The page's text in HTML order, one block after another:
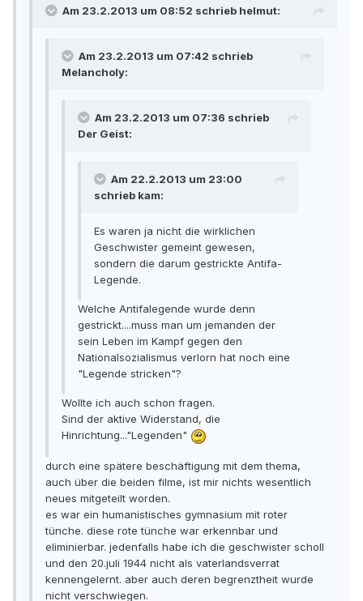
Am 23.2.2013 um 08:52 schrieb helmut:
Am 23.2.2013 um 07:42 schrieb
Melancholy:
Am 23.2.2013 um 07:36 schrieb
Der Geist:
Am 22.2.2013 um 23:00
schrieb kam:
Es waren ja nicht die wirklichen
Geschwister gemeint gewesen,
sondern die darum gestrickte Antifa-
Legende.
Welche Antifalegende wurde denn
gestrickt....muss man um jemanden der
sein Leben im Kampf gegen den
Nationalsozialismus verlorn hat noch eine
"Legende stricken"?
Wollte ich auch schon fragen.
Sind der aktive Widerstand, die
Hinrichtung..."Legenden"
durch eine spätere beschäftigung mit dem thema,
auch über die beiden filme, ist mir nichts wesentlich
neues mitgeteilt worden.
es war ein humanistisches gymnasium mit roter
tünche. diese rote tünche war erkennbar und
eliminierbar. jedenfalls habe ich die geschwister scholl
und den 20.juli 1944 nicht als vaterlandsverrat
kennengelernt. aber auch deren begrenztheit wurde
nicht verschwiegen.